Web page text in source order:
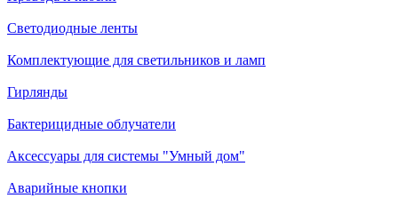
Светодиодные ленты
Комплектующие для светильников и ламп
Гирлянды
Бактерицидные облучатели
Аксессуары для системы "Умный дом"
Аварийные кнопки